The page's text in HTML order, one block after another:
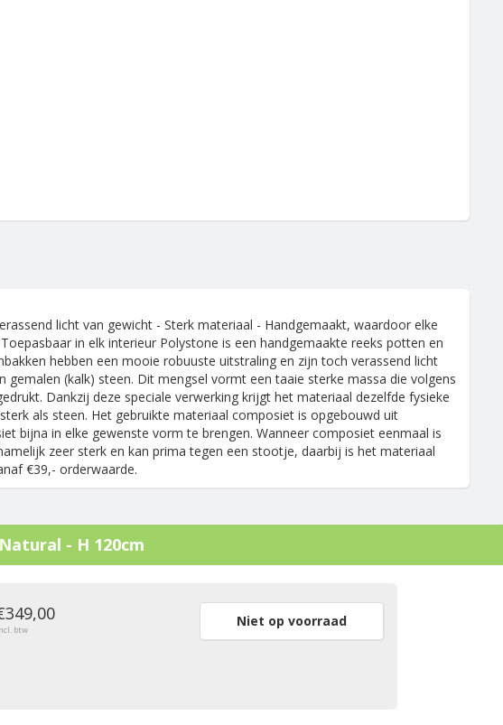
licht van gewicht - Sterk materiaal - Handgemaakt, waardoor elke
in elk interieur Polystone is een handgemaakte reeks potten en
hebben een mooie robuuste uitstraling en zijn toch verassend licht
(kalk) steen. Dit mengsel vormt een taaie sterke massa die volgens
Dankzij deze speciale verwerking krijgt het materiaal dezelfde fysieke
als steen. Het gebruikte materiaal composiet is opgebouwd uit
bijna in elke gewenste vorm te brengen. Wanneer composiet eenmaal is
zeer sterk en kan prima tegen een stootje, daarbij is het materiaal
€39,- orderwaarde.
- H 120cm
btw
Niet op voorraad